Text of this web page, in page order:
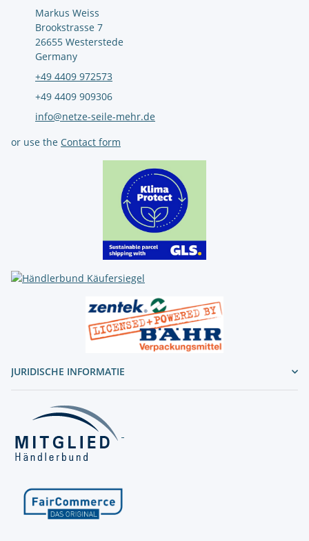
Markus Weiss
Brookstrasse 7
26655 Westerstede
Germany
+49 4409 972573
+49 4409 909306
info@netze-seile-mehr.de
or use the Contact form
JURIDISCHE INFORMATIE